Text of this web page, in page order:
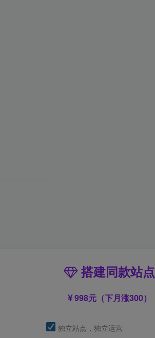
搭建同款站点
998元（下月涨300）
独立站点，独立运营